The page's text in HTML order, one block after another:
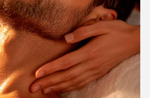
バリア機能 ハロウィ
ンケア
リセット ヒアルロン酸
ビタミンC誘導体 ファシア